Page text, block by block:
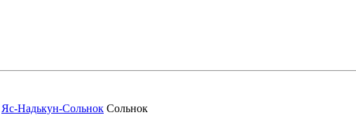
Яс-Надькун-Сольнок Сольнок